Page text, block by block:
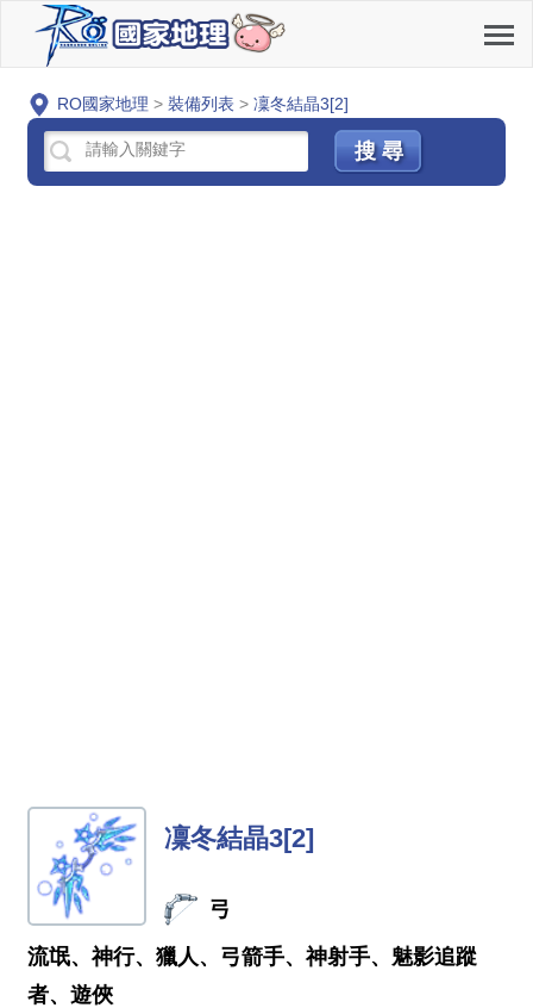
RO國家地理 > 裝備列表 > 凜冬結晶3[2]
凜冬結晶3[2]
弓
流氓、神行、獵人、弓箭手、神射手、魅影追蹤
者、遊俠